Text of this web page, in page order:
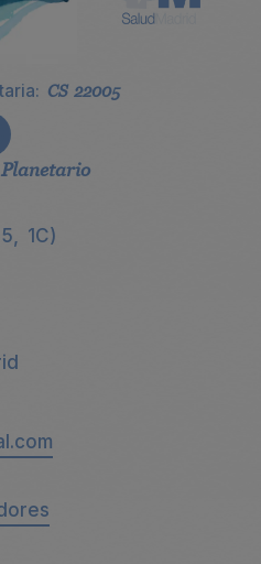
CS 22005
1C)